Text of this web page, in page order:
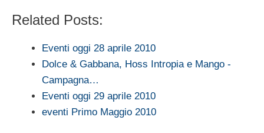
Related Posts:
Eventi oggi 28 aprile 2010
Dolce & Gabbana, Hoss Intropia e Mango -
Campagna…
Eventi oggi 29 aprile 2010
eventi Primo Maggio 2010